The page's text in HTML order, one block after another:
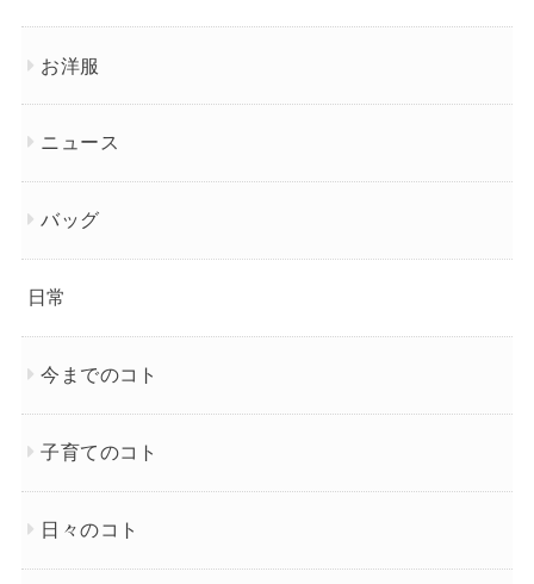
お洋服
ニュース
バッグ
日常
今までのコト
子育てのコト
日々のコト